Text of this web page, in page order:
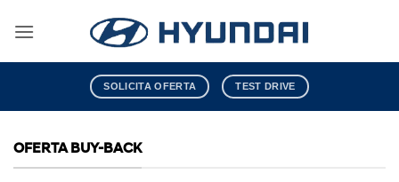
SOLICITA OFERTA TEST DRIVE
OFERTA BUY-BACK